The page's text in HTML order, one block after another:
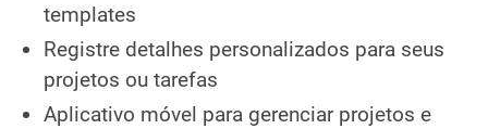
templates
Registre detalhes personalizados para seus
projetos ou tarefas
Aplicativo móvel para gerenciar projetos e